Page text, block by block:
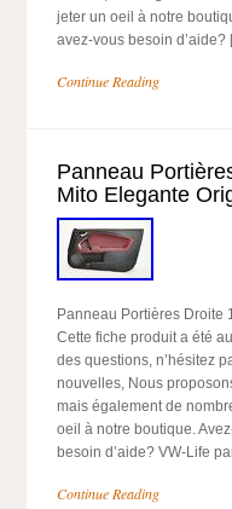
jeter un oeil à notre
avez-vous besoin
Continue Reading
Panneau
Mito Elegante
Panneau Portières Droite
Cette fiche produit a été
des questions, n’hésitez
nouvelles, Nous
mais également de
oeil à notre boutique.
besoin d’aide? VW-Life
Continue Reading